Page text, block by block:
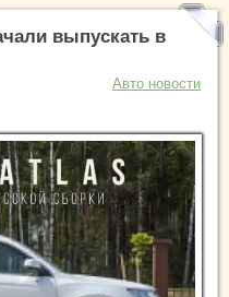
выпускать в
Авто новости